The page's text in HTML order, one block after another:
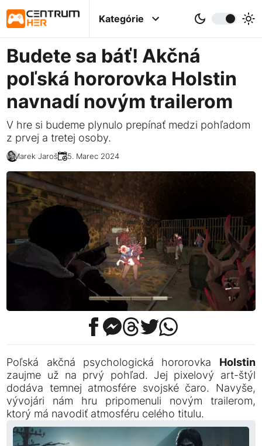
Kategórie
Budete sa báť! Akčná
poľská hororovka Holstin
navnadí novým trailerom
V hre si budeme plynulo prepínať medzi pohľadom
z prvej a tretej osoby.
Marek Jaroš 25. Marec 2024
Poľská akčná psychologická hororovka Holstin
zaujme už na prvý pohľad. Jej pixelový art-štýl
dodáva temnej atmosfére svojské čaro. Navyše,
vývojári nám hru pripomenuli novým trailerom,
ktorý má navodiť atmosféru celého titulu.